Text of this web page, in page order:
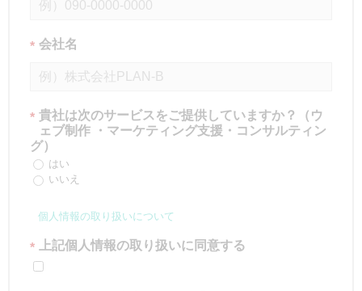
* 会社名
* 貴社は次のサービスをご提供していますか？（ウ
ェブ制作 ・マーケティング支援・コンサルティン
グ）
はい
いいえ
個人情報の取り扱いについて
* 上記個人情報の取り扱いに同意する